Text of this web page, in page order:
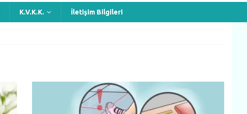
K.V.K.K. İletişim Bilgileri